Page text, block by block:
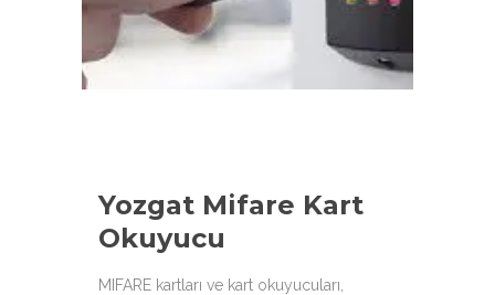
hizmetinizdeyiz.
Yozgat Mifare Kart
Okuyucu
MIFARE kartları ve kart okuyucuları,